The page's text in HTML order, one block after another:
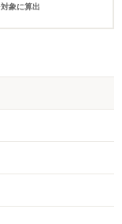
象に算出